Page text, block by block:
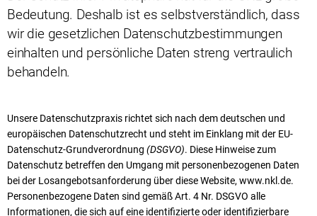
Bedeutung. Deshalb ist es selbstverständlich, dass
wir die gesetzlichen Datenschutzbestimmungen
einhalten und persönliche Daten streng vertraulich
behandeln.
Unsere Datenschutzpraxis richtet sich nach dem deutschen und
europäischen Datenschutzrecht und steht im Einklang mit der EU-
Datenschutz-Grundverordnung (DSGVO). Diese Hinweise zum
Datenschutz betreffen den Umgang mit personenbezogenen Daten
bei der Losangebotsanforderung über diese Website, www.nkl.de.
Personenbezogene Daten sind gemäß Art. 4 Nr. DSGVO alle
Informationen, die sich auf eine identifizierte oder identifizierbare